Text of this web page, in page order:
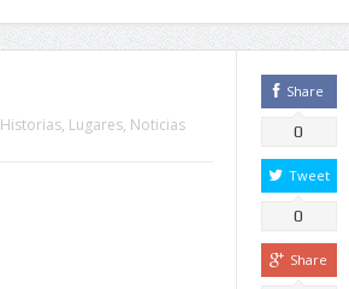
Historias, Lugares, Noticias
Share
0
Tweet
0
Share